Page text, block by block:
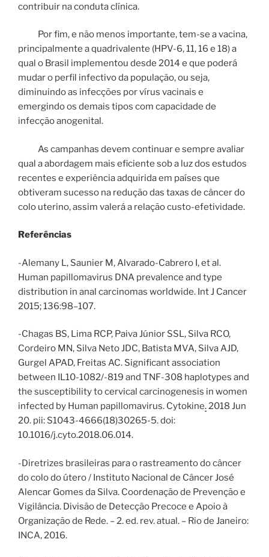
contribuir na conduta clínica.
Por fim, e não menos importante, tem-se a vacina,
principalmente a quadrivalente (HPV-6, 11, 16 e 18) a
qual o Brasil implementou desde 2014 e que poderá
mudar o perfil infectivo da população, ou seja,
diminuindo as infecções por vírus vacinais e
emergindo os demais tipos com capacidade de
infecção anogenital.
As campanhas devem continuar e sempre avaliar
qual a abordagem mais eficiente sob a luz dos estudos
recentes e experiência adquirida em países que
obtiveram sucesso na redução das taxas de câncer do
colo uterino, assim valerá a relação custo-efetividade.
Referências
-Alemany L, Saunier M, Alvarado-Cabrero I, et al.
Human papillomavirus DNA prevalence and type
distribution in anal carcinomas worldwide. Int J Cancer
2015; 136:98–107.
-Chagas BS, Lima RCP, Paiva Júnior SSL, Silva RCO,
Cordeiro MN, Silva Neto JDC, Batista MVA, Silva AJD,
Gurgel APAD, Freitas AC. Significant association
between IL10-1082/-819 and TNF-308 haplotypes and
the susceptibility to cervical carcinogenesis in women
infected by Human papillomavirus. Cytokine.2018 Jun
20. pii: S1043-4666(18)30265-5. doi:
10.1016/j.cyto.2018.06.014.
-Diretrizes brasileiras para o rastreamento do câncer
do colo do útero / Instituto Nacional de Câncer José
Alencar Gomes da Silva. Coordenação de Prevenção e
Vigilância. Divisão de Detecção Precoce e Apoio à
Organização de Rede. – 2. ed. rev. atual. – Rio de Janeiro:
INCA, 2016.